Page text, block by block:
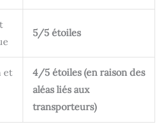
5/5 étoiles
et
4/5 étoiles (en raison des
aléas liés aux
transporteurs)